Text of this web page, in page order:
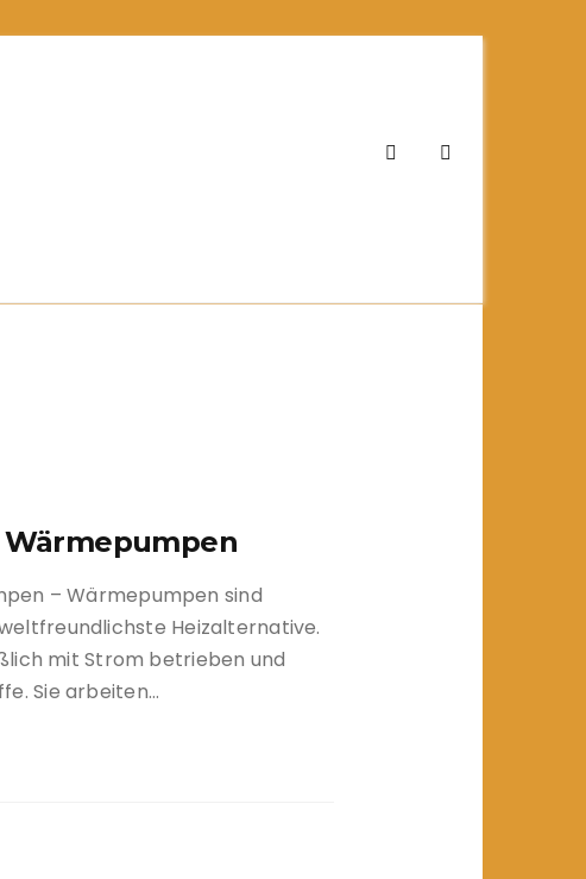
– Wärmepumpen sind
Heizalternative.
mit Strom betrieben und
Sie arbeiten…